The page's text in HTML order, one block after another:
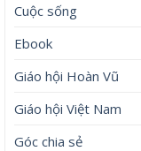
Cuộc sống
Ebook
Giáo hội Hoàn Vũ
Giáo hội Việt Nam
Góc chia sẻ